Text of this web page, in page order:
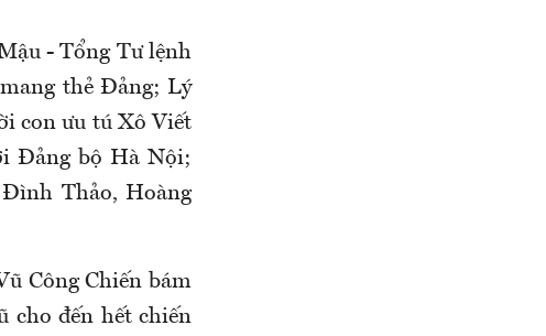
- Tổng Tư lệnh
thẻ Đảng; Lý
con ưu tú Xô Viết
Đảng bộ Hà Nội;
Thảo, Hoàng
Công Chiến bám
cho đến hết chiến